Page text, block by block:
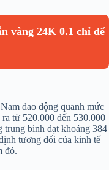
vàng 24K 0.1 chỉ để
dao động quanh mức
từ 520.000 đến 530.000
bình đạt khoảng 384
tương đối của kinh tế
đó.